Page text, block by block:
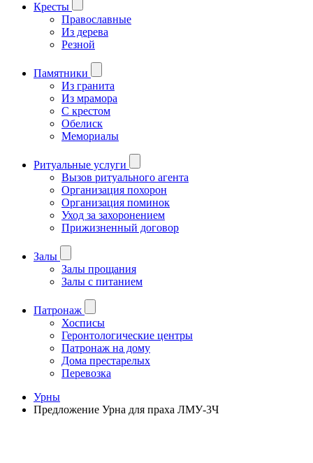
Кресты
Православные
Из дерева
Резной
Памятники
Из гранита
Из мрамора
С крестом
Обелиск
Мемориалы
Ритуальные услуги
Вызов ритуального агента
Организация похорон
Организация поминок
Уход за захоронением
Прижизненный договор
Залы
Залы прощания
Залы с питанием
Патронаж
Хосписы
Геронтологические центры
Патронаж на дому
Дома престарелых
Перевозка
Урны
Предложение Урна для праха ЛМУ-3Ч